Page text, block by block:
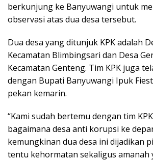
berkunjung ke Banyuwangi untuk
observasi atas dua desa tersebut.
Dua desa yang ditunjuk KPK adalah
Kecamatan Blimbingsari dan Desa
Kecamatan Genteng. Tim KPK juga
dengan Bupati Banyuwangi Ipuk
pekan kemarin.
“Kami sudah bertemu dengan tim
bagaimana desa anti korupsi ke
kemungkinan dua desa ini dijadikan
tentu kehormatan sekaligus amanah